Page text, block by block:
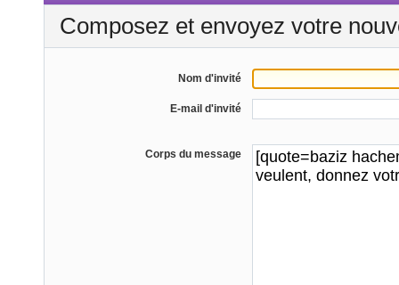
Composez et envoyez votre
Nom d'invité
E-mail d'invité
Corps du message